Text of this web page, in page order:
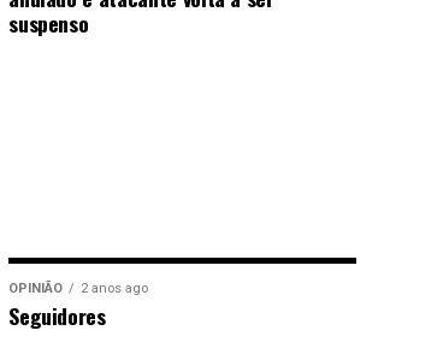
suspenso
OPINIÃO 2 anos ago
Seguidores